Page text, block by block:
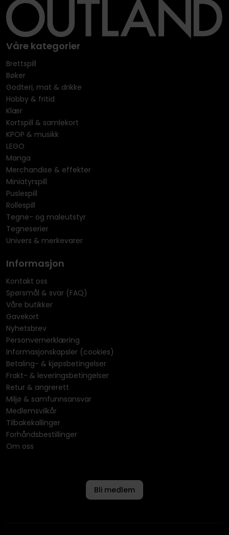
Våre kategorier
Brettspill
Bøker
Godteri, mat & drikke
Hobby & fritid
Klær
Kortspill & samlekort
KPOP & musikk
LEGO
Manga
Merchandise & effekter
Miniatyrspill
Puslespill
Rollespill
Tegne- og maleutstyr
Tegneserier
Univers & merkevarer
Informasjon
Kontakt oss
Spørsmål & svar (FAQ)
Våre butikker
Gavekort
Nyhetsbrev
Personvernerklæring
Informasjonskapsler (cookies)
Betaling- & kjøpsbetingelser
Frakt- & leveringsbetingelser
Retur & angrerett
Miljø & samfunnsansvar
Medlemsvilkår
Tilbakekallinger
Forhåndsbestillinger
Om oss
Bli medlem